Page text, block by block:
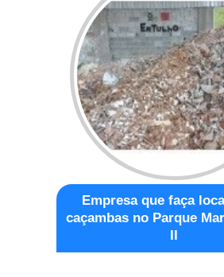
Empresa que faça
caçambas no Parque
II